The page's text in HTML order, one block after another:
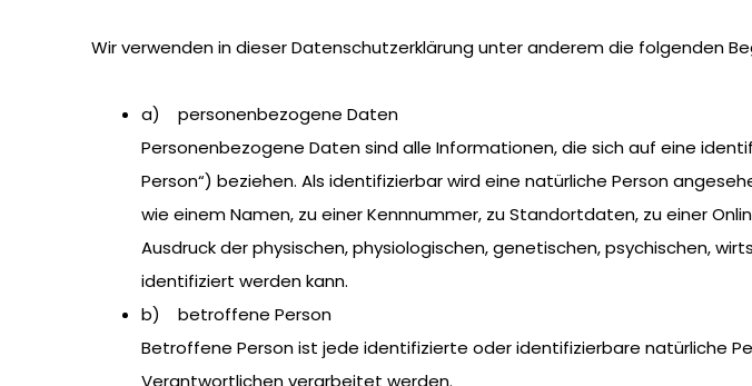
Wir verwenden in dieser Datenschutzerklärung unter anderem die folgenden
a) personenbezogene Daten
Personenbezogene Daten sind alle Informationen, die sich auf eine
Person“) beziehen. Als identifizierbar wird eine natürliche Person
wie einem Namen, zu einer Kennnummer, zu Standortdaten, zu einer
Ausdruck der physischen, physiologischen, genetischen, psychischen,
identifiziert werden kann.
b) betroffene Person
Betroffene Person ist jede identifizierte oder identifizierbare natürliche
Verantwortlichen verarbeitet werden.